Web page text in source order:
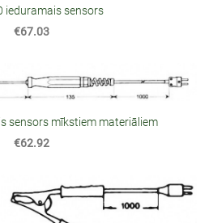
ieduramais sensors
€67.03
sensors mīkstiem materiāliem
€62.92